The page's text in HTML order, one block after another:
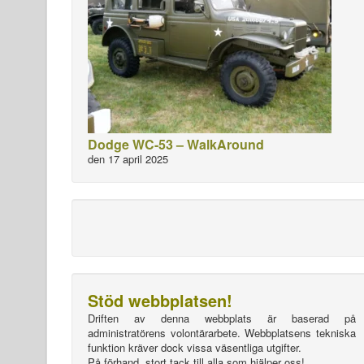
Dodge WC-53 – WalkAround
den 17 april 2025
Stöd webbplatsen!
Driften av denna webbplats är baserad på
administratörens volontärarbete. Webbplatsens tekniska
funktion kräver dock vissa väsentliga utgifter.